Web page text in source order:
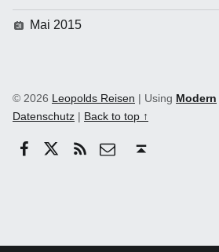
Mai 2015
© 2026 Leopolds Reisen | Using Modern
Datenschutz | Back to top ↑